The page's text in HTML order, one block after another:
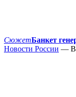
СюжетБанкет
Новости России —